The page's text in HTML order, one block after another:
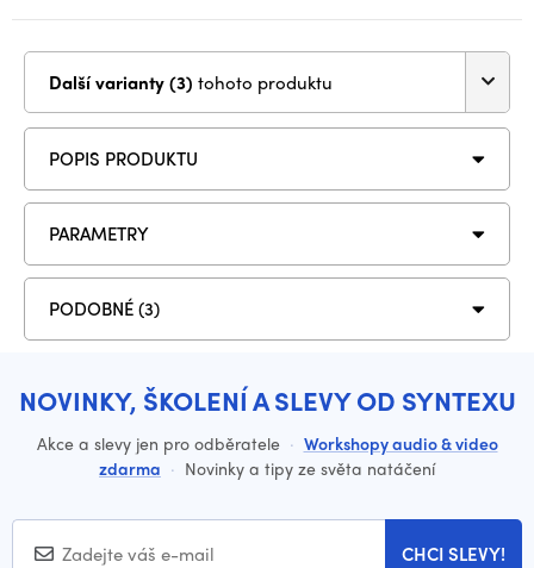
Další varianty (3) tohoto produktu
POPIS PRODUKTU
PARAMETRY
PODOBNÉ (3)
NOVINKY, ŠKOLENÍ A SLEVY OD SYNTEXU
Akce a slevy jen pro odběratele · Workshopy audio & video
zdarma · Novinky a tipy ze světa natáčení
CHCI SLEVY!